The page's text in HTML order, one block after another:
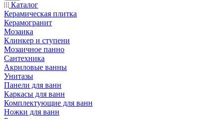
Каталог
Керамическая плитка
Керамогранит
Мозаика
Клинкер и ступени
Мозаичное панно
Сантехника
Акриловые ванны
Унитазы
Панели для ванн
Каркасы для ванн
Комплектующие для ванн
Ножки для ванн